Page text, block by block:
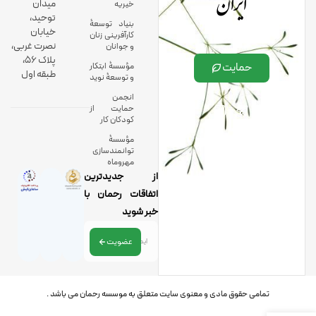
حمایت
خیریه
بنیاد توسعۀ
کارآفرینی زنان
و جوانان
مؤسسۀ ابتکار
و توسعۀ نوید
انجمن
حمایت از
کودکان کار
مؤسسۀ
توانمندسازی
مهروماه
میدان
توحید،
خیابان
نصرت غربی،
پلاک 56،
طبقه اول
از جدیدترین
اتفاقات رحمان با
خبر شوید
عضویت
تمامی حقوق مادی و معنوی سایت متعلق به موسسه رحمان می باشد .